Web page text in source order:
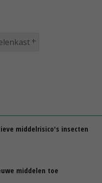
middelrisico's insecten
middelen toe